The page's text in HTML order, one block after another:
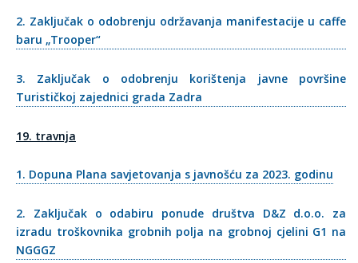
2. Zaključak o odobrenju održavanja manifestacije u caffe
baru „Trooper“
3. Zaključak o odobrenju korištenja javne površine
Turističkoj zajednici grada Zadra
19. travnja
1. Dopuna Plana savjetovanja s javnošću za 2023. godinu
2. Zaključak o odabiru ponude društva D&Z d.o.o. za
izradu troškovnika grobnih polja na grobnoj cjelini G1 na
NGGGZ